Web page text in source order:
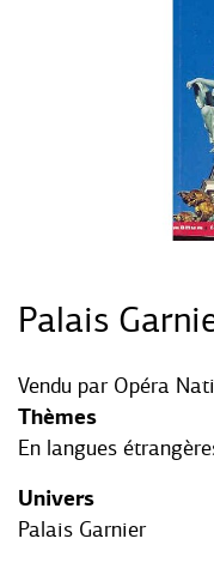
Palais
Vendu par Opéra
Thèmes
En langues
Univers
Palais Garnier